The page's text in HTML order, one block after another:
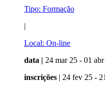
Tipo: Formação
|
Local: On-line
data | 24 mar 25 - 01
inscrições | 24 fev 25 -